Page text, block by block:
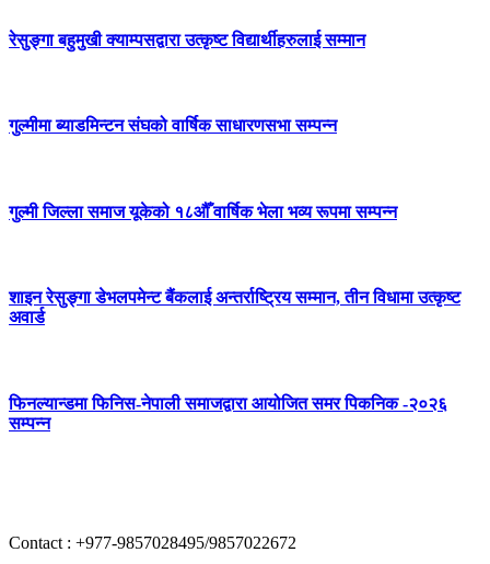
रेसुङ्गा बहुमुखी क्याम्पसद्वारा उत्कृष्ट विद्यार्थीहरुलाई सम्मान
गुल्मीमा ब्याडमिन्टन संघको वार्षिक साधारणसभा सम्पन्न
गुल्मी जिल्ला समाज यूकेको १८औँ वार्षिक भेला भव्य रूपमा सम्पन्न
शाइन रेसुङ्गा डेभलपमेन्ट बैंकलाई अन्तर्राष्ट्रिय सम्मान, तीन विधामा उत्कृष्ट
अवार्ड
फिनल्यान्डमा फिनिस-नेपाली समाजद्वारा आयोजित समर पिकनिक -२०२६
सम्पन्न
Contact : +977-9857028495/9857022672